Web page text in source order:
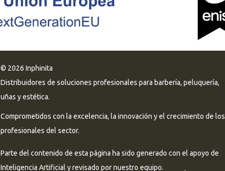
© 2026 Inphinita
Distribuidores de soluciones profesionales para barbería, peluquería,
uñas y estética.
Comprometidos con la excelencia, la innovación y el crecimiento de los
profesionales del sector.
Parte del contenido de esta página ha sido generado con el apoyo de
Inteligencia Artificial y revisado por nuestro equipo.